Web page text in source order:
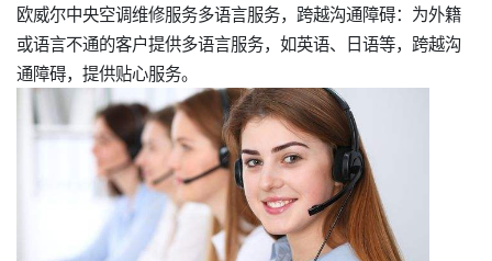
欧威尔中央空调维修服务多语言服务，跨越沟通障碍：为外籍
或语言不通的客户提供多语言服务，如英语、日语等，跨越沟
通障碍，提供贴心服务。